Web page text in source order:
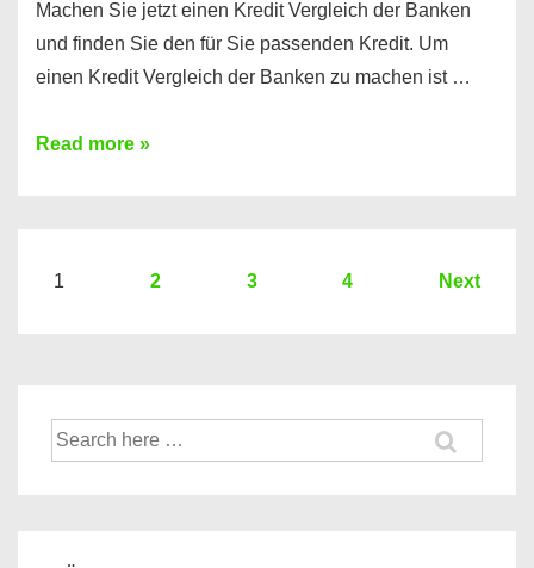
Machen Sie jetzt einen Kredit Vergleich der Banken
und finden Sie den für Sie passenden Kredit. Um
einen Kredit Vergleich der Banken zu machen ist …
Sie
Hier
Banken
Read more »
Seitennummerierung
1 2 3 4 Next
Suche
nach: